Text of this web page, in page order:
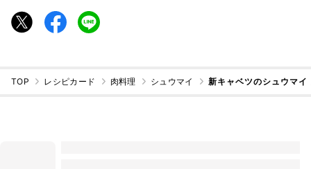
TOP レシピカード 肉料理 シュウマイ 新キャベツのシュウマイ